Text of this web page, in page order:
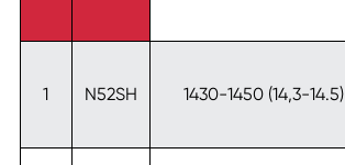
1 N52SH 1430-1450 (14,3-14.5)